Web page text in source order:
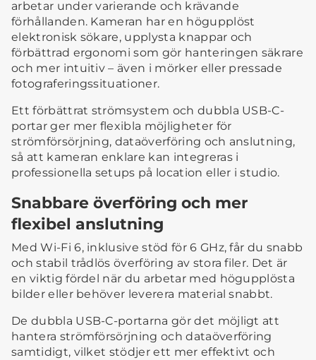
arbetar under varierande och krävande
förhållanden. Kameran har en högupplöst
elektronisk sökare, upplysta knappar och
förbättrad ergonomi som gör hanteringen säkrare
och mer intuitiv – även i mörker eller pressade
fotograferingssituationer.
Ett förbättrat strömsystem och dubbla USB-C-
portar ger mer flexibla möjligheter för
strömförsörjning, dataöverföring och anslutning,
så att kameran enklare kan integreras i
professionella setups på location eller i studio.
Snabbare överföring och mer
flexibel anslutning
Med Wi-Fi 6, inklusive stöd för 6 GHz, får du snabb
och stabil trådlös överföring av stora filer. Det är
en viktig fördel när du arbetar med högupplösta
bilder eller behöver leverera material snabbt.
De dubbla USB-C-portarna gör det möjligt att
hantera strömförsörjning och dataöverföring
samtidigt, vilket stödjer ett mer effektivt och